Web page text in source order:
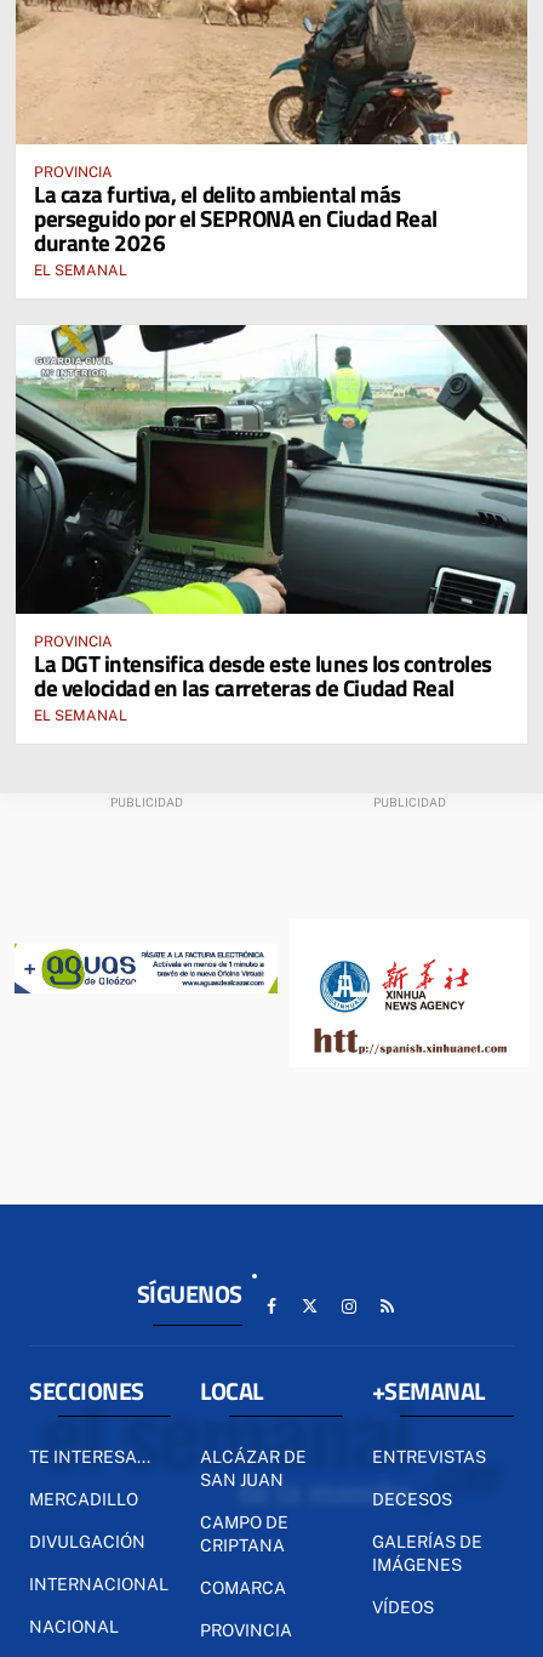
PROVINCIA
La caza furtiva, el delito ambiental más
perseguido por el SEPRONA en Ciudad Real
durante 2026
EL SEMANAL
PROVINCIA
La DGT intensifica desde este lunes los controles
de velocidad en las carreteras de Ciudad Real
EL SEMANAL
SÍGUENOS
SECCIONES
TE INTERESA...
MERCADILLO
DIVULGACIÓN
INTERNACIONAL
NACIONAL
LOCAL
ALCÁZAR DE
SAN JUAN
CAMPO DE
CRIPTANA
COMARCA
PROVINCIA
+SEMANAL
ENTREVISTAS
DECESOS
GALERÍAS DE
IMÁGENES
VÍDEOS